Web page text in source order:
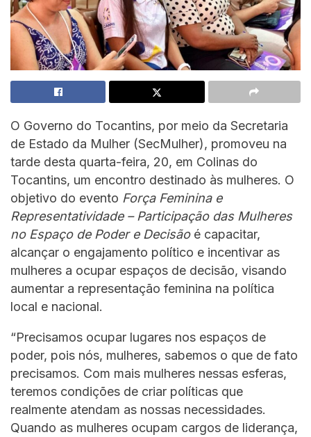
O Governo do Tocantins, por meio da Secretaria
de Estado da Mulher (SecMulher), promoveu na
tarde desta quarta-feira, 20, em Colinas do
Tocantins, um encontro destinado às mulheres. O
objetivo do evento Força Feminina e
Representatividade – Participação das Mulheres
no Espaço de Poder e Decisãoé capacitar,
alcançar o engajamento político e incentivar as
mulheres a ocupar espaços de decisão, visando
aumentar a representação feminina na política
local e nacional.
“Precisamos ocupar lugares nos espaços de
poder, pois nós, mulheres, sabemos o que de fato
precisamos. Com mais mulheres nessas esferas,
teremos condições de criar políticas que
realmente atendam as nossas necessidades.
Quando as mulheres ocupam cargos de liderança,